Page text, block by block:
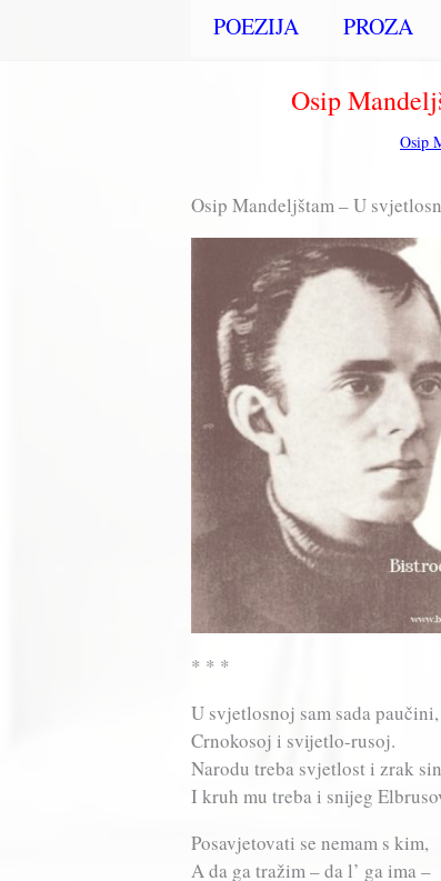
POEZIJA PROZA
Osip
Osip
Osip Mandeljštam – U
* * *
U svjetlosnoj sam sada paučini,
Crnokosoj i svijetlo-rusoj.
Narodu treba svjetlost i zrak
I kruh mu treba i snijeg
Posavjetovati se nemam s kim,
A da ga tražim – da l’ ga ima –